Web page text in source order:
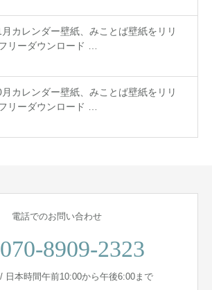
カレンダー壁紙、みことば壁紙をリリ
リーダウンロード …
カレンダー壁紙、みことば壁紙をリリ
リーダウンロード …
電話でのお問い合わせ
070-8909-2323
日本時間午前10:00から午後6:00まで